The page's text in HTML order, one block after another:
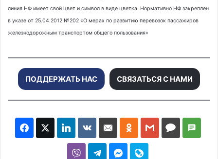
линия НФ имеет свой цвет и символ в виде цветка. Нормативно НФ закреплен
в указе от 25.04.2012 №202 «О мерах по развитию перевозок пассажиров
железнодорожным транспортом общего пользования»
ПОДДЕРЖАТЬ НАС СВЯЗАТЬСЯ С НАМИ